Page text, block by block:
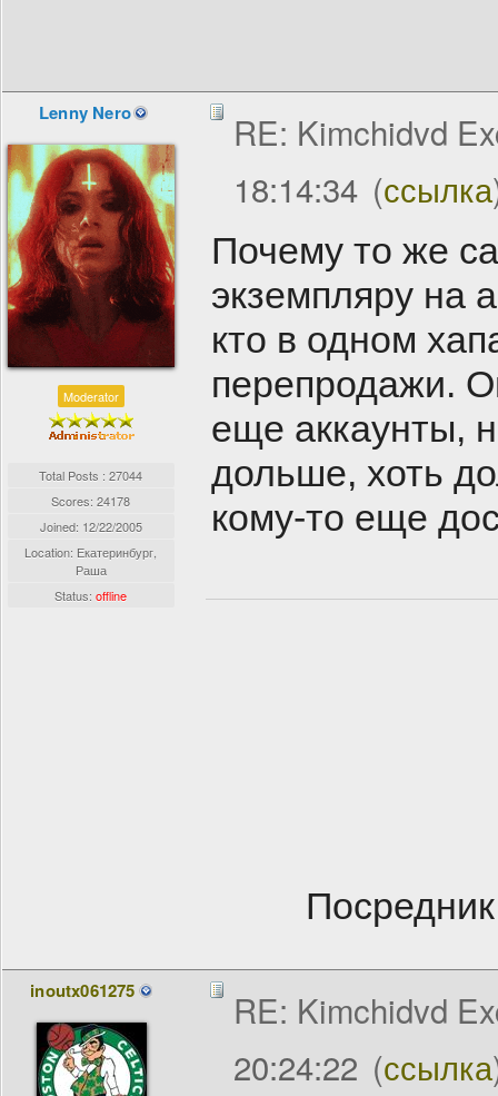
Lenny Nero
Moderator
Total Posts : 27044
Scores: 24178
Joined: 12/22/2005
Location: Екатеринбург,
Раша
Status:offline
RE: Kimchidvd
18:14:34 (ссылка
Почему то же
экземпляру на
кто в одном
перепродажи.
еще аккаунты,
дольше, хоть
кому-то еще
inoutx061275
RE: Kimchidvd
20:24:22 (ссылка